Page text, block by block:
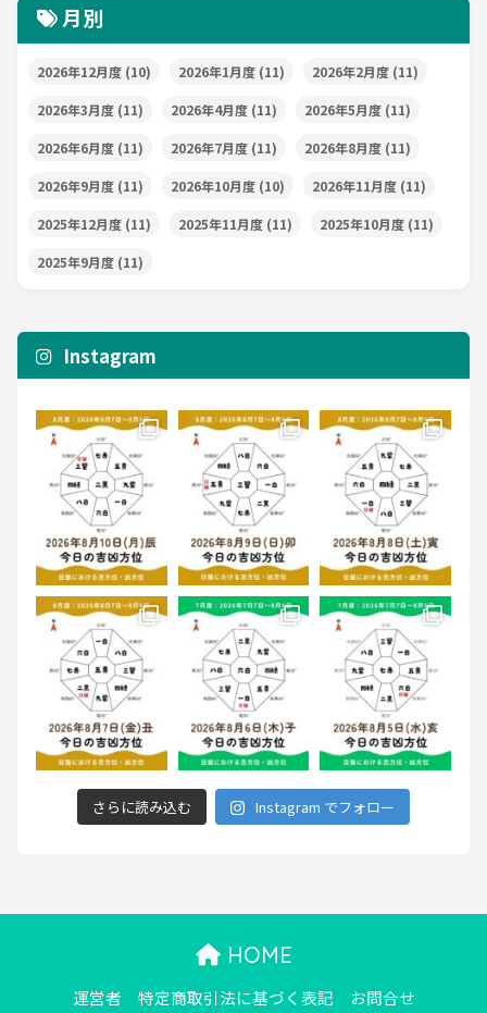
月別
2026年12月度 (10) 2026年1月度 (11) 2026年2月度 (11)
2026年3月度 (11) 2026年4月度 (11) 2026年5月度 (11)
2026年6月度 (11) 2026年7月度 (11) 2026年8月度 (11)
2026年9月度 (11) 2026年10月度 (10) 2026年11月度 (11)
2025年12月度 (11) 2025年11月度 (11) 2025年10月度 (11)
2025年9月度 (11)
Instagram
さらに読み込む Instagram でフォロー
HOME
運営者 特定商取引法に基づく表記 お問合せ